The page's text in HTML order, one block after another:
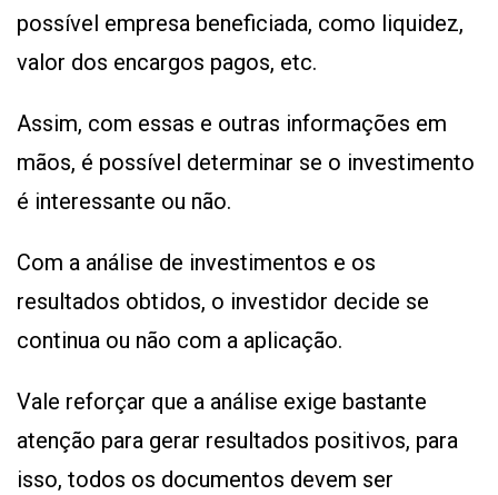
possível empresa beneficiada, como liquidez,
valor dos encargos pagos, etc.
Assim, com essas e outras informações em
mãos, é possível determinar se o investimento
é interessante ou não.
Com a análise de investimentos e os
resultados obtidos, o investidor decide se
continua ou não com a aplicação.
Vale reforçar que a análise exige bastante
atenção para gerar resultados positivos, para
isso, todos os documentos devem ser